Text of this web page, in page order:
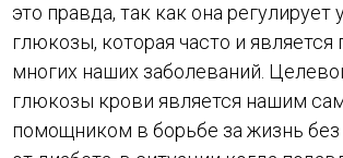
это правда, так как она регулирует
глюкозы, которая часто и является
многих наших заболеваний.
глюкозы крови является нашим
помощником в борьбе за жизнь